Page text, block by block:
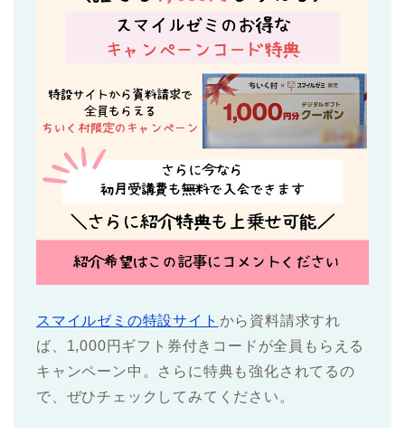
スマイルゼミの特設サイト から資料請求すれ
ば、1,000円ギフト券付きコードが全員もらえる
キャンペーン中。さらに特典も強化されてるの
で、ぜひチェックしてみてください。